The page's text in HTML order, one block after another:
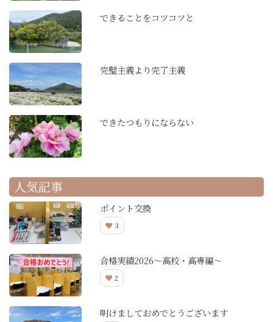
できることをコツコツと
完璧主義より完了主義
できたつもりにならない
人気記事
ポイント交換
3
合格実績2026～高校・高専編～
2
明けましておめでとうございます